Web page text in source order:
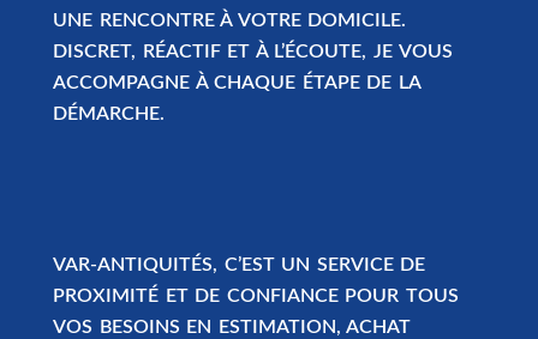
UNE RENCONTRE À VOTRE DOMICILE.
DISCRET, RÉACTIF ET À L’ÉCOUTE, JE VOUS
ACCOMPAGNE À CHAQUE ÉTAPE DE LA
DÉMARCHE.
VAR-ANTIQUITÉS, C’EST UN SERVICE DE
PROXIMITÉ ET DE CONFIANCE POUR TOUS
VOS BESOINS EN ESTIMATION, ACHAT